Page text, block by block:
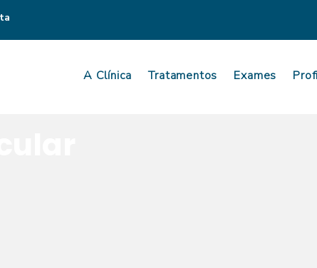
A Clínica Tratamentos Exames